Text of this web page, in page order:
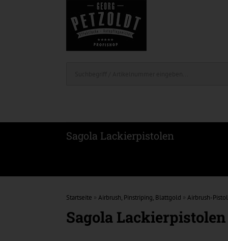
Sagola Lackierpistolen
Startseite » Airbrush, Pinstriping, Blattgold » Airbrush-
Sagola Lackierpistolen